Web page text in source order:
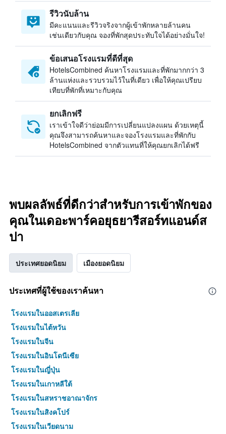
รีวิวนับล้าน
มีคะแนนและรีวิวจริงจากผู้เข้าพักหลายล้านคน
เช่นเดียวกับคุณ จองที่พักสุดประทับใจได้อย่างมั่นใจ!
ข้อเสนอโรงแรมที่ดีที่สุด
HotelsCombined ค้นหาโรงแรมและที่พักมากกว่า 3
ล้านแห่งและรวบรวมไว้ในที่เดียว เพื่อให้คุณเปรียบ
เทียบที่พักที่เหมาะกับคุณ
ยกเลิกฟรี
เราเข้าใจดีว่าย่อมมีการเปลี่ยนแปลงแผน ด้วยเหตุนี้
คุณจึงสามารถค้นหาและจองโรงแรมและที่พักกับ
HotelsCombined จากตัวแทนที่ให้คุณยกเลิกได้ฟรี
พบผลลัพธ์ที่ดีกว่าสำหรับการเข้าพักของ
คุณในเดอะพาร์คอยุธยารีสอร์ทแอนด์ส
ปา
ประเทศยอดนิยม เมืองยอดนิยม
ประเทศที่ผู้ใช้ของเราค้นหา
โรงแรมในออสเตรเลีย
โรงแรมในไต้หวัน
โรงแรมในจีน
โรงแรมในอินโดนีเซีย
โรงแรมในญี่ปุ่น
โรงแรมในเกาหลีใต้
โรงแรมในสหราชอาณาจักร
โรงแรมในสิงคโปร์
โรงแรมในเวียดนาม